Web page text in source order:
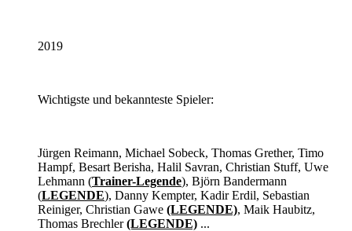
2019
Wichtigste und bekannteste Spieler:
Jürgen Reimann, Michael Sobeck, Thomas Grether, Timo
Hampf, Besart Berisha, Halil Savran, Christian Stuff, Uwe
Lehmann (Trainer-Legende), Björn Bandermann
(LEGENDE), Danny Kempter, Kadir Erdil, Sebastian
Reiniger, Christian Gawe (LEGENDE), Maik Haubitz,
Thomas Brechler(LEGENDE) ...